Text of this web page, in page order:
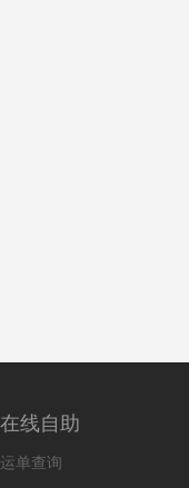
在线自助
运单查询